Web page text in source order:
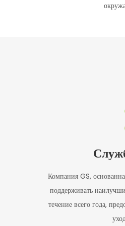
Компания GS,
поддерживать
течение всего года,